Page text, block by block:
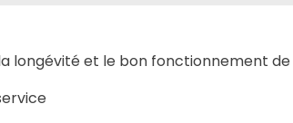
longévité et le bon fonctionnement